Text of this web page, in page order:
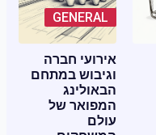
GENERAL
אירועי חברה
וגיבוש במתחם
הבאולינג
המפואר של
עולם